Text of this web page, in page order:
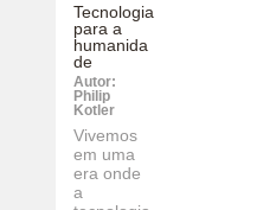
Tecnologia
para a
humanida
de
Autor:
Philip
Kotler
Vivemos
em uma
era onde
a